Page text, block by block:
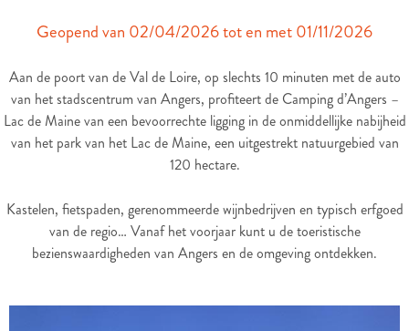
Geopend van 02/04/2026 tot en met 01/11/2026
Aan de poort van de Val de Loire, op slechts 10 minuten met de auto
van het stadscentrum van Angers, profiteert de Camping d’Angers –
Lac de Maine van een bevoorrechte ligging in de onmiddellijke nabijheid
van het park van het Lac de Maine, een uitgestrekt natuurgebied van
120 hectare.
Kastelen, fietspaden, gerenommeerde wijnbedrijven en typisch erfgoed
van de regio… Vanaf het voorjaar kunt u de toeristische
bezienswaardigheden van Angers en de omgeving ontdekken.